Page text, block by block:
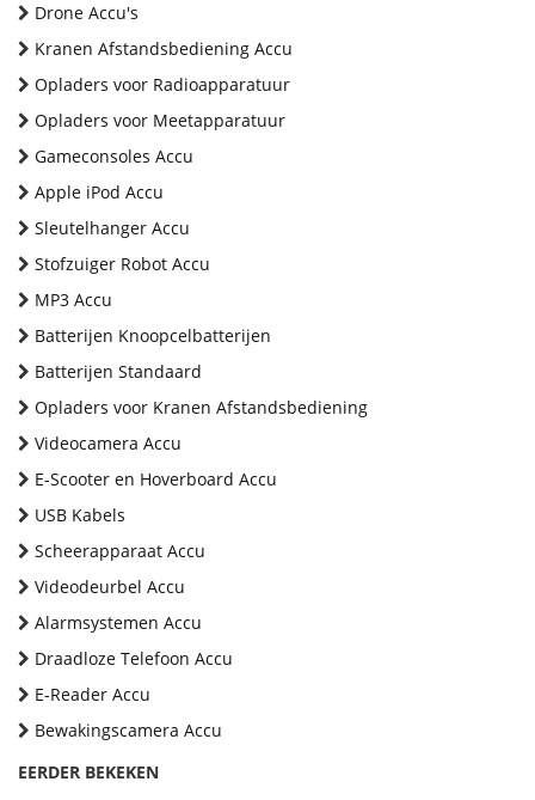
Drone Accu's
Kranen Afstandsbediening Accu
Opladers voor Radioapparatuur
Opladers voor Meetapparatuur
Gameconsoles Accu
Apple iPod Accu
Sleutelhanger Accu
Stofzuiger Robot Accu
MP3 Accu
Batterijen Knoopcelbatterijen
Batterijen Standaard
Opladers voor Kranen Afstandsbediening
Videocamera Accu
E-Scooter en Hoverboard Accu
USB Kabels
Scheerapparaat Accu
Videodeurbel Accu
Alarmsystemen Accu
Draadloze Telefoon Accu
E-Reader Accu
Bewakingscamera Accu
EERDER BEKEKEN